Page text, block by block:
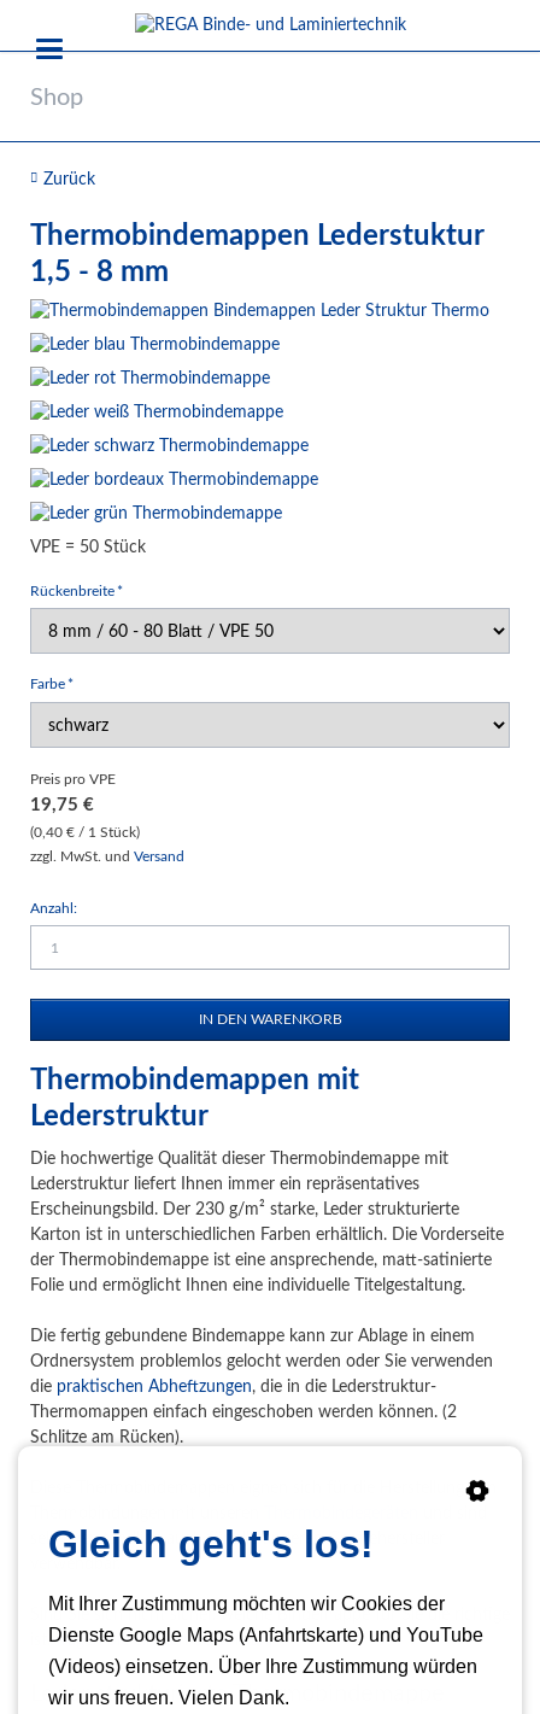
Shop
Zurück
Thermobindemappen Lederstuktur
1,5 - 8 mm
VPE = 50 Stück
Pflichtfeld
Rückenbreite *
Pflichtfeld
Farbe *
Preis pro VPE
19,75 €
(0,40 € / 1 Stück)
zzgl. MwSt. und Versand
Anzahl:
Thermobindemappen mit
Lederstruktur
Die hochwertige Qualität dieser Thermobindemappe mit
Lederstruktur liefert Ihnen immer ein repräsentatives
Erscheinungsbild. Der 230 g/m² starke, Leder strukturierte
Karton ist in unterschiedlichen Farben erhältlich. Die Vorderseite
der Thermobindemappe ist eine ansprechende, matt-satinierte
Folie und ermöglicht Ihnen eine individuelle Titelgestaltung.
Die fertig gebundene Bindemappe kann zur Ablage in einem
Ordnersystem problemlos gelocht werden oder Sie verwenden
die praktischen Abheftzungen, die in die Lederstruktur-
Thermomappen einfach eingeschoben werden können. (2
Schlitze am Rücken).
Diese Thermobindemappen eignen sich für die Herstellung von
selbstverständlich auch für alle anderen Gerätehersteller
Sind Sie sich nicht sicher, welche Bindemappe für Sie die richtige
ist,fragen Sie einfach bei uns an.
Leder strukturierte Thermobindemappe
Gleich geht's los!
Mit Ihrer Zustimmung möchten wir Cookies der
Dienste Google Maps (Anfahrtskarte) und YouTube
(Videos) einsetzen. Über Ihre Zustimmung würden
wir uns freuen. Vielen Dank.